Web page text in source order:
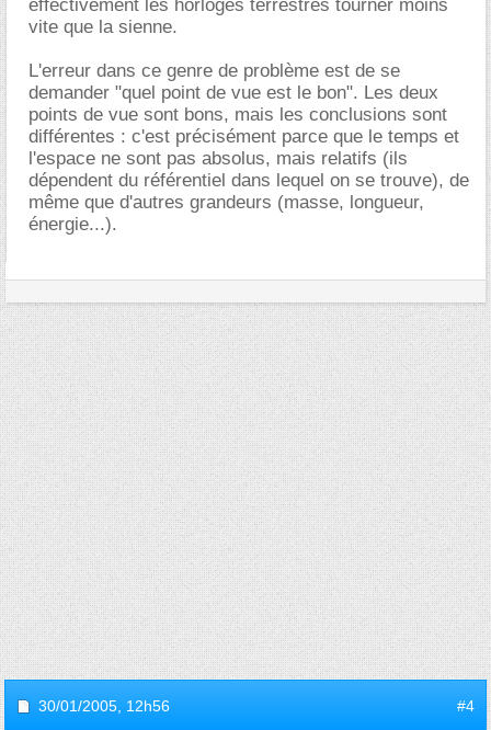
effectivement les horloges terrestres tourner moins
vite que la sienne.
L'erreur dans ce genre de problème est de se
demander "quel point de vue est le bon". Les deux
points de vue sont bons, mais les conclusions sont
différentes : c'est précisément parce que le temps et
l'espace ne sont pas absolus, mais relatifs (ils
dépendent du référentiel dans lequel on se trouve), de
même que d'autres grandeurs (masse, longueur,
énergie...).
30/01/2005, 12h56 #4